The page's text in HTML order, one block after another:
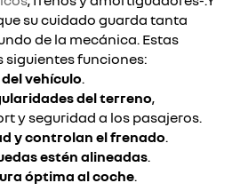
su cuidado guarda tanta
de la mecánica. Estas
siguientes funciones:
vehículo.
del terreno,
y seguridad a los pasajeros.
y controlan el frenado.
estén alineadas.
óptima al coche.